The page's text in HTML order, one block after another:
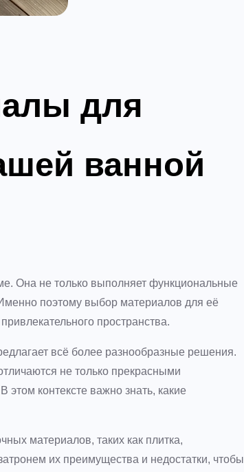
для
ванной
Она не только выполняет функциональные
поэтому выбор материалов для её
пространства.
всё более разнообразные решения.
не только прекрасными
этом контексте важно знать, какие
материалов, таких как плитка,
их преимущества и недостатки, чтобы